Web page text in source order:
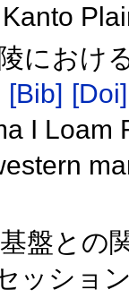
におけ
[Bib] [Doi]
I Loam
盤との
ッショ